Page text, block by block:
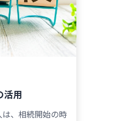
活用
、相続開始の時